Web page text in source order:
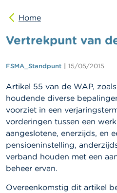
n
P
r
f
s
s
i
o
n
e
l
e
n
v
Home
Vertrekpunt van
FSMA_Standpunt 15/05/2015
Artikel 55 van de WAP,
houdende diverse
voorziet in een
vorderingen tussen een
aangeslotene, enerzijds, en
pensioeninstelling,
verband houden met een
beheer ervan.
Overeenkomstig dit artikel